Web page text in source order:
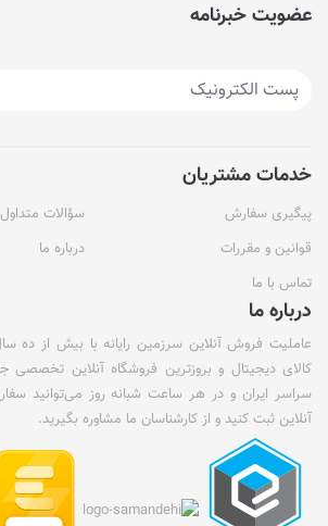
عضویت خبرنامه
خدمات مشتریان
پیگیری سفارش
سؤالات متداول
قوانین و مقررات
درباره ما
تماس با ما
درباره ما
عاملیت فروش آنلاین سرزمین رایانه با بیش از ده
کالای دیجیتال و بروزترین فروشگاه آنلاین
سراسر ایران و در هر ساعت شبانه روز می‌توانید
آنلاین ثبت کنید و از کارشناسان ما مشاوره بگیرید.